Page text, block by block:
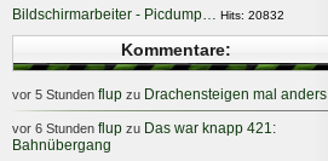
Bildschirmarbeiter - Picdump… Hits: 20832
Kommentare:
vor 5 Stunden flup zu Drachensteigen mal anders
vor 6 Stunden flup zu Das war knapp 421:
Bahnübergang